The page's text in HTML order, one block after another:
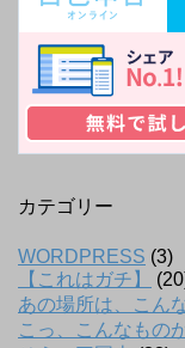
カテゴリー
WORDPRESS (3)
【これはガチ】
あの場所は、こん
こっ、こんなもの